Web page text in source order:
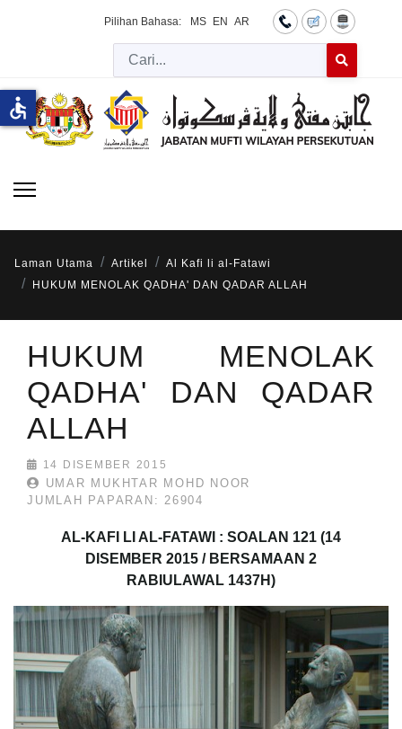
Pilihan Bahasa: MS EN AR
Cari
Laman Utama Artikel
Al Kafi li al-Fatawi
HUKUM MENOLAK QADHA' DAN QADAR ALLAH
HUKUM MENOLAK
QADHA' DAN QADAR
ALLAH
14 DISEMBER 2015
UMAR MUKHTAR MOHD NOOR
JUMLAH PAPARAN: 26904
AL-KAFI LI AL-FATAWI : SOALAN 121 (14
DISEMBER 2015 / BERSAMAAN 2
RABIULAWAL 1437H)
accessible